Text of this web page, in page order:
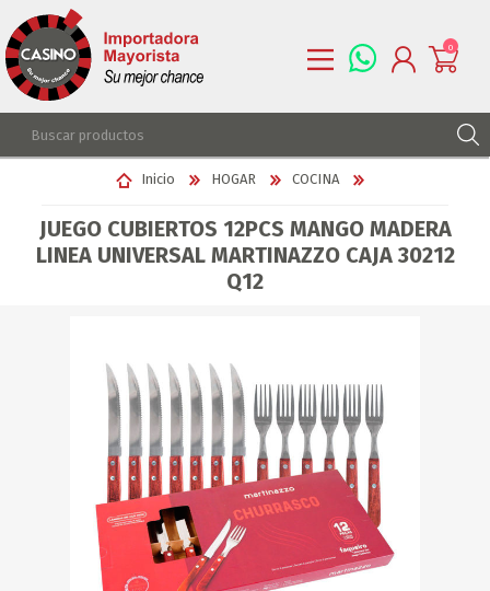
REGISTRARSE
LISTA DE DESEOS
0
Inicio HOGAR COCINA
JUEGO CUBIERTOS 12PCS MANGO MADERA
LINEA UNIVERSAL MARTINAZZO CAJA 30212
Q12